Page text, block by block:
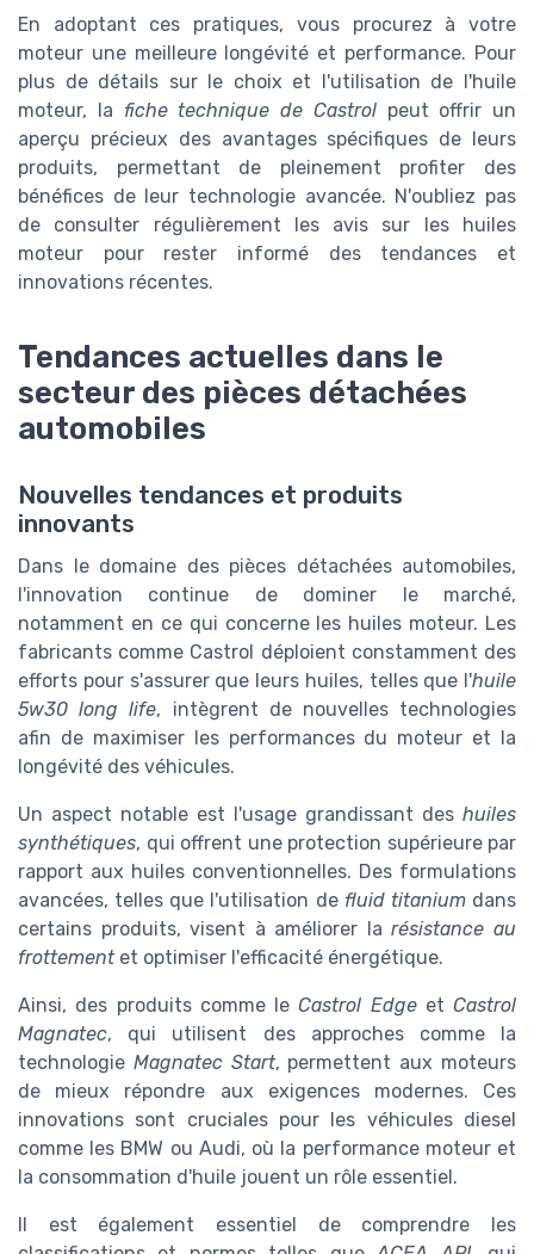
En adoptant ces pratiques, vous procurez à votre
moteur une meilleure longévité et performance. Pour
plus de détails sur le choix et l'utilisation de l'huile
moteur, la fiche technique de Castrolpeut offrir un
aperçu précieux des avantages spécifiques de leurs
produits, permettant de pleinement profiter des
bénéfices de leur technologie avancée. N'oubliez pas
de consulter régulièrement les avis sur les huiles
moteur pour rester informé des tendances et
innovations récentes.
Tendances actuelles dans le
secteur des pièces détachées
automobiles
Nouvelles tendances et produits
innovants
Dans le domaine des pièces détachées automobiles,
l'innovation continue de dominer le marché,
notamment en ce qui concerne les huiles moteur. Les
fabricants comme Castrol déploient constamment des
efforts pour s'assurer que leurs huiles, telles que l'huile
5w30 long life, intègrent de nouvelles technologies
afin de maximiser les performances du moteur et la
longévité des véhicules.
Un aspect notable est l'usage grandissant des huiles
synthétiques, qui offrent une protection supérieure par
rapport aux huiles conventionnelles. Des formulations
avancées, telles que l'utilisation de fluid titaniumdans
certains produits, visent à améliorer larésistance au
frottementet optimiser l'efficacité énergétique.
Ainsi, des produits comme leCastrol Edgeet Castrol
Magnatec, qui utilisent des approches comme la
technologie Magnatec Start, permettent aux moteurs
de mieux répondre aux exigences modernes. Ces
innovations sont cruciales pour les véhicules diesel
comme les BMW ou Audi, où la performance moteur et
la consommation d'huile jouent un rôle essentiel.
Il est également essentiel de comprendre les